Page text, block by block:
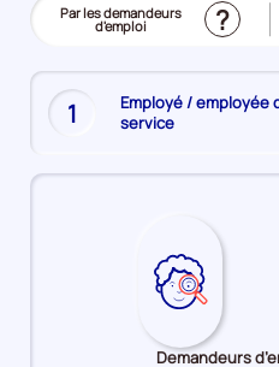
Trier
plus
recherchés
Par les demandeurs
d'emploi
(Affichage ?
1
Employé / employée
service
Demandeurs